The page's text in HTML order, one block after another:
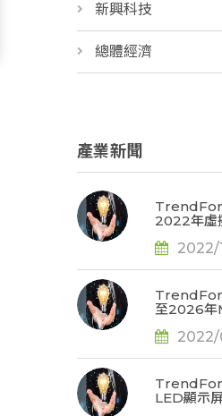
新興科技
總體經濟
產業新聞
2022年虛
達4.31億美
2022/
至2026
眼鏡晶片
LED顯示